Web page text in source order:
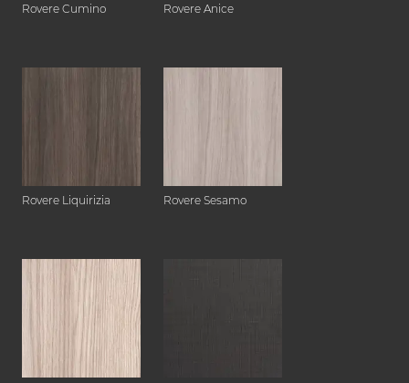
Rovere Cumino Rovere Anice
Rovere Liquirizia Rovere Sesamo